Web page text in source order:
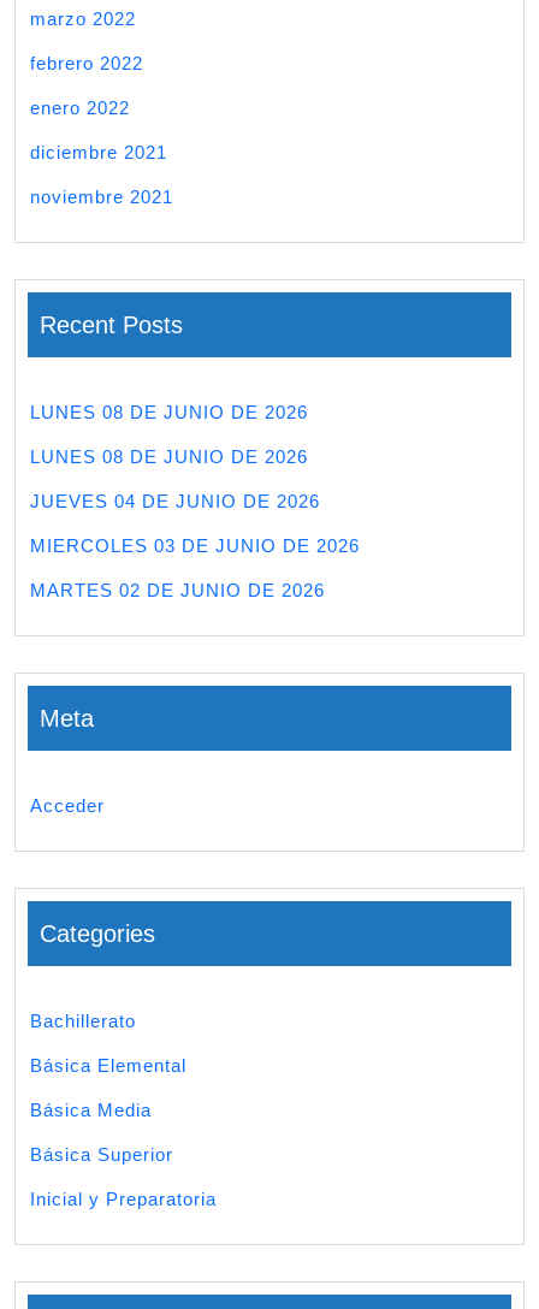
marzo 2022
febrero 2022
enero 2022
diciembre 2021
noviembre 2021
Recent Posts
LUNES 08 DE JUNIO DE 2026
LUNES 08 DE JUNIO DE 2026
JUEVES 04 DE JUNIO DE 2026
MIERCOLES 03 DE JUNIO DE 2026
MARTES 02 DE JUNIO DE 2026
Meta
Acceder
Categories
Bachillerato
Básica Elemental
Básica Media
Básica Superior
Inicial y Preparatoria